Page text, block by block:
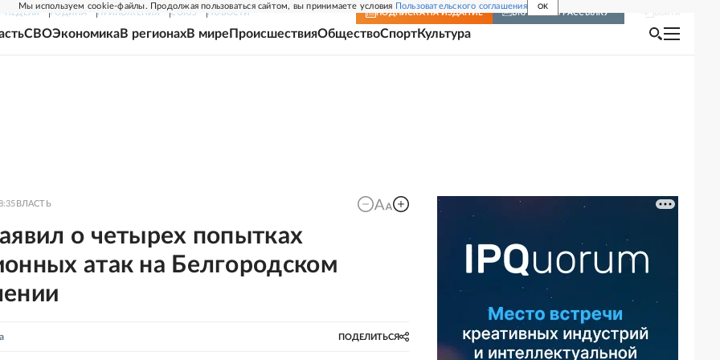
Мы используем cookie-файлы. Продолжая пользоваться сайтом, вы принимаете условия Пользовательского соглашения OK
НЕДЕЛЯ РОДИНА ПРИЛОЖЕНИЯ СОЮЗ НОВОСТИ ПОДПИСКА НА ИЗДАНИЕ ВКЛЮЧИТЬ РАССЫЛКУ
СВОЭкономикаВ регионахВ мире ПроисшествияОбществоСпортКультура
ВЛАСТЬ
о четырех попытках
атак на Белгородском
ПОДЕЛИТЬСЯ